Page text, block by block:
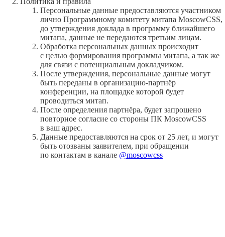
Персональные данные предоставляются участником
лично Программному комитету митапа MoscowCSS,
до утверждения доклада в программу ближайшего
митапа, данные не передаются третьим лицам.
Обработка персональных данных происходит
с целью формирования программы митапа, а так же
для связи с потенциальным докладчиком.
После утверждения, персональные данные могут
быть переданы в организацию-партнёр
конференции, на площадке которой будет
проводиться митап.
После определения партнёра, будет запрошено
повторное согласие со стороны ПК MoscowCSS
в ваш адрес.
Данные предоставляются на срок от 25 лет, и могут
быть отозваны заявителем, при обращении
по контактам в канале @moscowcss